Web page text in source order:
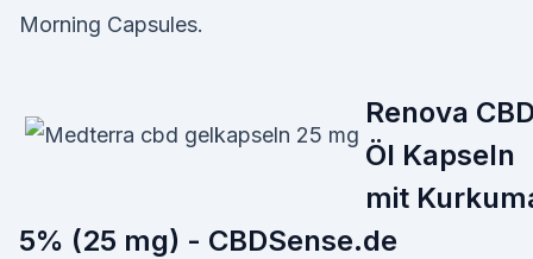
Morning Capsules.
Renova CBD
Öl Kapseln
mit
5% (25 mg) - CBDSense.de